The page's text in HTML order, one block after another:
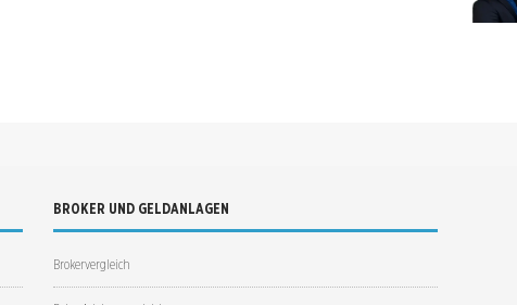
BROKER UND GELDANLAGEN
Brokervergleich